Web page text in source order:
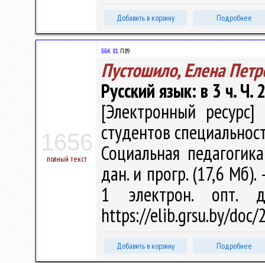
Добавить в корзину Подробнее
1656
полный текст
ББК 81.П89
Пустошило, Елена
Русский язык: в 3 ч. Ч.
[Электронный
студентов
Социальная
дан. и прогр. (17,6
1 электрон. опт.
https://elib.grsu.by/doc/
Добавить в корзину Подробнее